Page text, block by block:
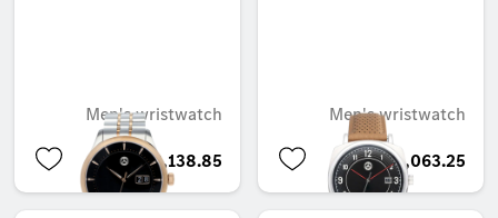
Men's wristwatch
AED 2,063.25
Men's wristwatch
AED 2,138.85